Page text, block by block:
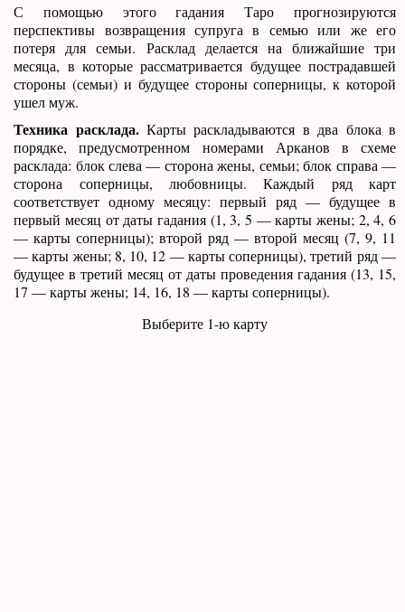
С помощью этого гадания Таро прогнозируются
перспективы возвращения супруга в семью или же его
потеря для семьи. Расклад делается на ближайшие три
месяца, в которые рассматривается будущее пострадавшей
стороны (семьи) и будущее стороны соперницы, к которой
ушел муж.
Техника расклада.Карты раскладываются в два блока в
порядке, предусмотренном номерами Арканов в схеме
расклада: блок слева — сторона жены, семьи; блок справа —
сторона соперницы, любовницы. Каждый ряд карт
соответствует одному месяцу: первый ряд — будущее в
первый месяц от даты гадания (1, 3, 5 — карты жены; 2, 4, 6
— карты соперницы); второй ряд — второй месяц (7, 9, 11
— карты жены; 8, 10, 12 — карты соперницы), третий ряд —
будущее в третий месяц от даты проведения гадания (13, 15,
17 — карты жены; 14, 16, 18 — карты соперницы).
Выберите 1-ю карту